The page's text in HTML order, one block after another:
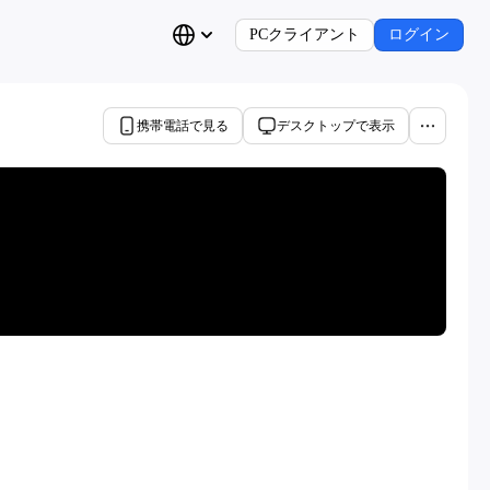
PCクライアント ログイン
携帯電話で見る デスクトップで表示